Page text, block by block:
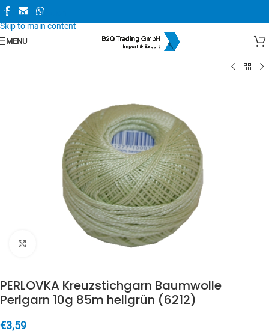
Skip to navigation
Skip to main content
MENU
Zum Vergrößern anklicken
PERLOVKA Kreuzstichgarn Baumwolle
Perlgarn 10g 85m hellgrün (6212)
€3,59